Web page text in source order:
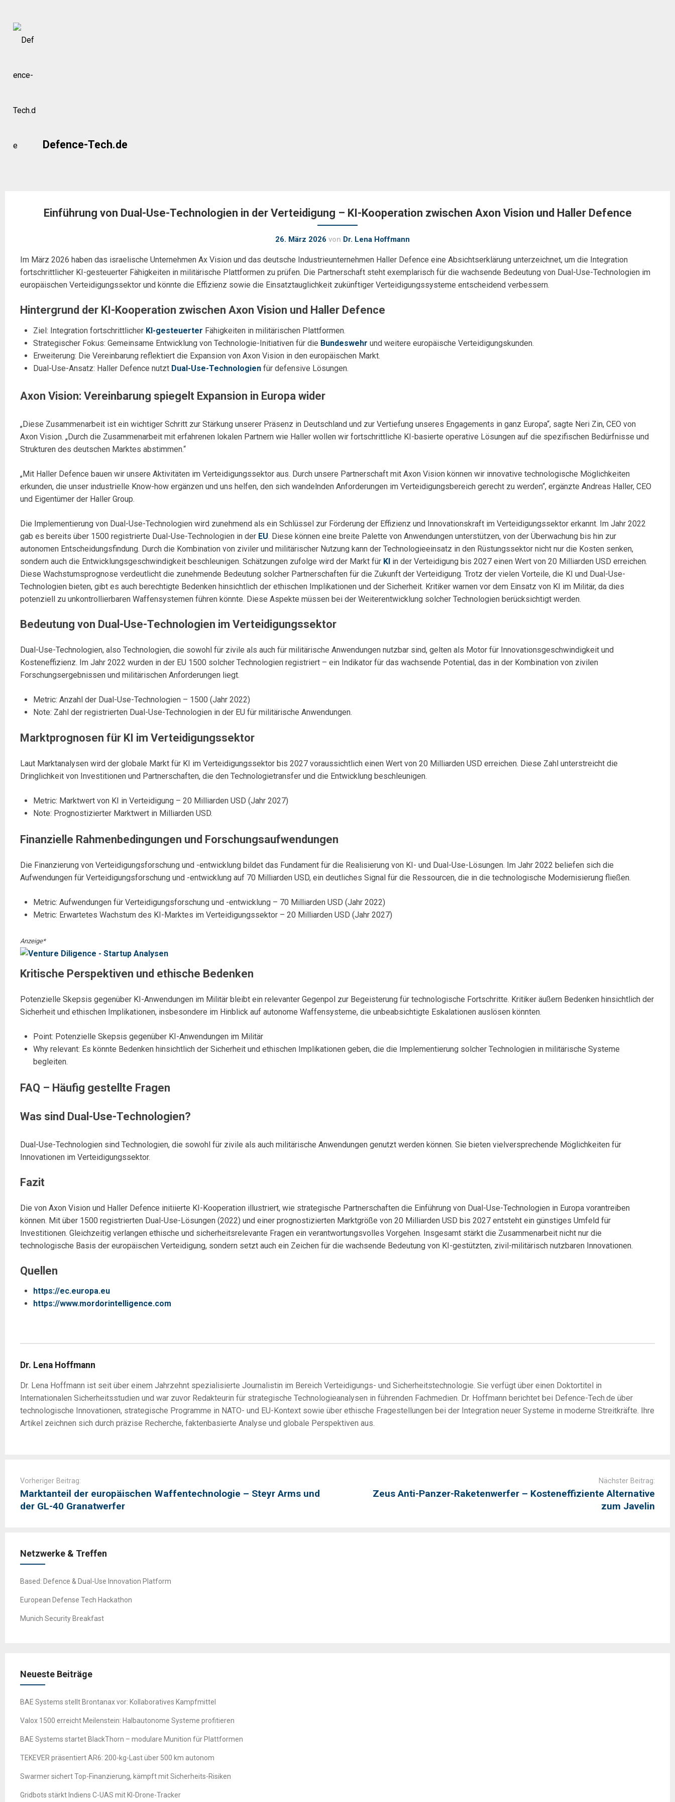
Skip
Defence-Tech.de
Einführung von Dual-Use-Technologien in der Verteidigung – KI-Kooperation zwischen Axon Vision und Haller Defence
26. März 2026 von Dr. Lena Hoffmann
Im März 2026 haben das israelische Unternehmen Ax Vision und das deutsche Industrieunternehmen Haller Defence eine Absichtserklärung unterzeichnet, um die Integration
fortschrittlicher KI-gesteuerter Fähigkeiten in militärische Plattformen zu prüfen. Die Partnerschaft steht exemplarisch für die wachsende Bedeutung von Dual-Use-Technologien im
europäischen Verteidigungssektor und könnte die Effizienz sowie die Einsatztauglichkeit zukünftiger Verteidigungssysteme entscheidend verbessern.
Hintergrund der KI-Kooperation zwischen Axon Vision und Haller Defence
Ziel: Integration fortschrittlicher KI-gesteuerter Fähigkeiten in militärischen Plattformen.
Strategischer Fokus: Gemeinsame Entwicklung von Technologie-Initiativen für die Bundeswehr und weitere europäische Verteidigungskunden.
Erweiterung: Die Vereinbarung reflektiert die Expansion von Axon Vision in den europäischen Markt.
Dual-Use-Ansatz: Haller Defence nutzt Dual-Use-Technologienfür defensive Lösungen.
Axon Vision: Vereinbarung spiegelt Expansion in Europa wider
„Diese Zusammenarbeit ist ein wichtiger Schritt zur Stärkung unserer Präsenz in Deutschland und zur Vertiefung unseres Engagements in ganz Europa“, sagte Neri Zin, CEO von
Axon Vision. „Durch die Zusammenarbeit mit erfahrenen lokalen Partnern wie Haller wollen wir fortschrittliche KI-basierte operative Lösungen auf die spezifischen Bedürfnisse und
Strukturen des deutschen Marktes abstimmen.“
„Mit Haller Defence bauen wir unsere Aktivitäten im Verteidigungssektor aus. Durch unsere Partnerschaft mit Axon Vision können wir innovative technologische Möglichkeiten
erkunden, die unser industrielle Know-how ergänzen und uns helfen, den sich wandelnden Anforderungen im Verteidigungsbereich gerecht zu werden“, ergänzte Andreas Haller, CEO
und Eigentümer der Haller Group.
Die Implementierung von Dual-Use-Technologien wird zunehmend als ein Schlüssel zur Förderung der Effizienz und Innovationskraft im Verteidigungssektor erkannt. Im Jahr 2022
gab es bereits über 1500 registrierte Dual-Use-Technologien in der EU. Diese können eine breite Palette von Anwendungen unterstützen, von der Überwachung bis hin zur
autonomen Entscheidungsfindung. Durch die Kombination von ziviler und militärischer Nutzung kann der Technologieeinsatz in den Rüstungssektor nicht nur die Kosten senken,
sondern auch die Entwicklungsgeschwindigkeit beschleunigen. Schätzungen zufolge wird der Markt für KI in der Verteidigung bis 2027 einen Wert von 20 Milliarden USD erreichen.
Diese Wachstumsprognose verdeutlicht die zunehmende Bedeutung solcher Partnerschaften für die Zukunft der Verteidigung. Trotz der vielen Vorteile, die KI und Dual-Use-
Technologien bieten, gibt es auch berechtigte Bedenken hinsichtlich der ethischen Implikationen und der Sicherheit. Kritiker warnen vor dem Einsatz von KI im Militär, da dies
potenziell zu unkontrollierbaren Waffensystemen führen könnte. Diese Aspekte müssen bei der Weiterentwicklung solcher Technologien berücksichtigt werden.
Bedeutung von Dual-Use-Technologien im Verteidigungssektor
Dual-Use-Technologien, also Technologien, die sowohl für zivile als auch für militärische Anwendungen nutzbar sind, gelten als Motor für Innovationsgeschwindigkeit und
Kosteneffizienz. Im Jahr 2022 wurden in der EU 1500 solcher Technologien registriert – ein Indikator für das wachsende Potential, das in der Kombination von zivilen
Forschungsergebnissen und militärischen Anforderungen liegt.
Metric: Anzahl der Dual-Use-Technologien – 1500 (Jahr 2022)
Note: Zahl der registrierten Dual-Use-Technologien in der EU für militärische Anwendungen.
Marktprognosen für KI im Verteidigungssektor
Laut Marktanalysen wird der globale Markt für KI im Verteidigungssektor bis 2027 voraussichtlich einen Wert von 20 Milliarden USD erreichen. Diese Zahl unterstreicht die
Dringlichkeit von Investitionen und Partnerschaften, die den Technologietransfer und die Entwicklung beschleunigen.
Metric: Marktwert von KI in Verteidigung – 20 Milliarden USD (Jahr 2027)
Note: Prognostizierter Marktwert in Milliarden USD.
Finanzielle Rahmenbedingungen und Forschungsaufwendungen
Die Finanzierung von Verteidigungsforschung und -entwicklung bildet das Fundament für die Realisierung von KI- und Dual-Use-Lösungen. Im Jahr 2022 beliefen sich die
Aufwendungen für Verteidigungsforschung und -entwicklung auf 70 Milliarden USD, ein deutliches Signal für die Ressourcen, die in die technologische Modernisierung fließen.
Metric: Aufwendungen für Verteidigungsforschung und -entwicklung – 70 Milliarden USD (Jahr 2022)
Metric: Erwartetes Wachstum des KI-Marktes im Verteidigungssektor – 20 Milliarden USD (Jahr 2027)
Anzeige*
Kritische Perspektiven und ethische Bedenken
Potenzielle Skepsis gegenüber KI-Anwendungen im Militär bleibt ein relevanter Gegenpol zur Begeisterung für technologische Fortschritte. Kritiker äußern Bedenken hinsichtlich der
Sicherheit und ethischen Implikationen, insbesondere im Hinblick auf autonome Waffensysteme, die unbeabsichtigte Eskalationen auslösen könnten.
Point: Potenzielle Skepsis gegenüber KI-Anwendungen im Militär
Why relevant: Es könnte Bedenken hinsichtlich der Sicherheit und ethischen Implikationen geben, die die Implementierung solcher Technologien in militärische Systeme
begleiten.
FAQ – Häufig gestellte Fragen
Was sind Dual-Use-Technologien?
Dual-Use-Technologien sind Technologien, die sowohl für zivile als auch militärische Anwendungen genutzt werden können. Sie bieten vielversprechende Möglichkeiten für
Innovationen im Verteidigungssektor.
Fazit
Die von Axon Vision und Haller Defence initiierte KI-Kooperation illustriert, wie strategische Partnerschaften die Einführung von Dual-Use-Technologien in Europa vorantreiben
können. Mit über 1500 registrierten Dual-Use-Lösungen (2022) und einer prognostizierten Marktgröße von 20 Milliarden USD bis 2027 entsteht ein günstiges Umfeld für
Investitionen. Gleichzeitig verlangen ethische und sicherheitsrelevante Fragen ein verantwortungsvolles Vorgehen. Insgesamt stärkt die Zusammenarbeit nicht nur die
technologische Basis der europäischen Verteidigung, sondern setzt auch ein Zeichen für die wachsende Bedeutung von KI-gestützten, zivil-militärisch nutzbaren Innovationen.
Quellen
https://ec.europa.eu
https://www.mordorintelligence.com
Dr. Lena Hoffmann
Dr. Lena Hoffmann ist seit über einem Jahrzehnt spezialisierte Journalistin im Bereich Verteidigungs- und Sicherheitstechnologie. Sie verfügt über einen Doktortitel in
Internationalen Sicherheitsstudien und war zuvor Redakteurin für strategische Technologieanalysen in führenden Fachmedien. Dr. Hoffmann berichtet bei Defence-Tech.de über
technologische Innovationen, strategische Programme in NATO- und EU-Kontext sowie über ethische Fragestellungen bei der Integration neuer Systeme in moderne Streitkräfte. Ihre
Artikel zeichnen sich durch präzise Recherche, faktenbasierte Analyse und globale Perspektiven aus.
navigation
Vorheriger Beitrag:
Marktanteil der europäischen Waffentechnologie – Steyr Arms und
der GL-40 Granatwerfer
Nächster Beitrag:
Zeus Anti-Panzer-Raketenwerfer – Kosteneffiziente Alternative
zum Javelin
Netzwerke & Treffen
Based: Defence & Dual-Use Innovation Platform
European Defense Tech Hackathon
Munich Security Breakfast
Neueste Beiträge
BAE Systems stellt Brontanax vor: Kollaboratives Kampfmittel
Valox 1500 erreicht Meilenstein: Halbautonome Systeme profitieren
BAE Systems startet BlackThorn – modulare Munition für Plattformen
TEKEVER präsentiert AR6: 200-kg-Last über 500 km autonom
Swarmer sichert Top-Finanzierung, kämpft mit Sicherheits-Risiken
Gridbots stärkt Indiens C-UAS mit KI-Drone-Tracker